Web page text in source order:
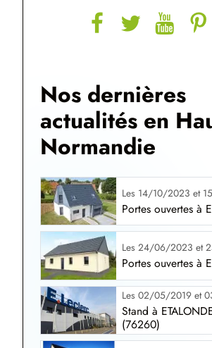
Nos dernières
actualités en
Normandie
Les 14/10/2023 et
Portes ouvertes à
Les 24/06/2023 et
Portes ouvertes à
Les 02/05/2019 et
Stand à
(76260)